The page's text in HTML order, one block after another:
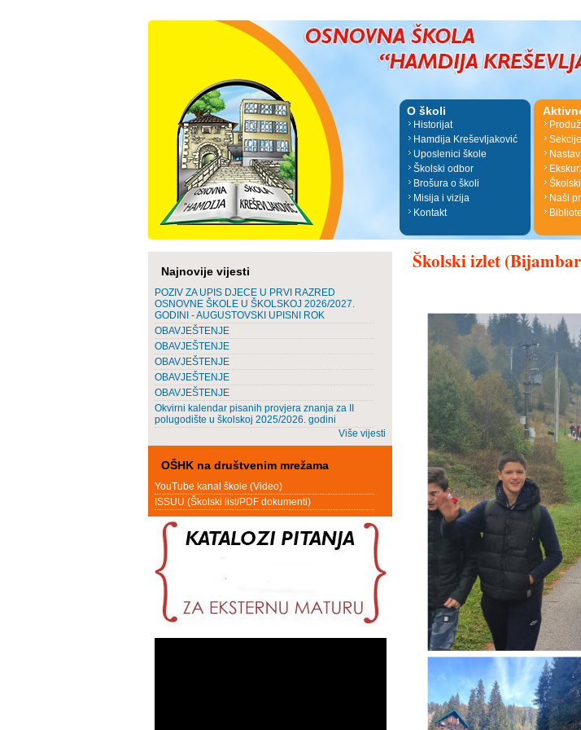
O školi
Historijat
Hamdija Kreševljaković
Uposlenici škole
Školski odbor
Brošura o školi
Misija i vizija
Kontakt
Sekcije
Naši
Najnovije vijesti
POZIV ZA UPIS DJECE U PRVI RAZRED
OSNOVNE ŠKOLE U ŠKOLSKOJ 2026/2027.
GODINI - AUGUSTOVSKI UPISNI ROK
OBAVJEŠTENJE
OBAVJEŠTENJE
OBAVJEŠTENJE
OBAVJEŠTENJE
OBAVJEŠTENJE
Okvirni kalendar pisanih provjera znanja za II
polugodište u školskoj 2025/2026. godini
Više vijesti
OŠHK na društvenim mrežama
YouTube kanal škole (Video)
ISSUU (Školski list/PDF dokumenti)
Školski izlet